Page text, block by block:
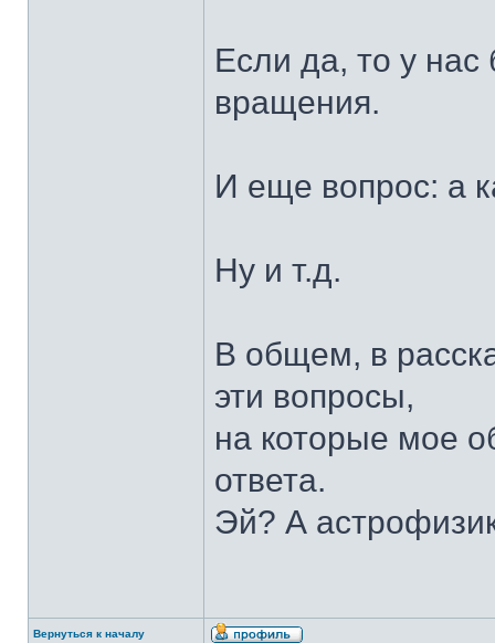
Если да, то у нас
вращения.
И еще вопрос: а
Ну и т.д.
В общем, в
эти вопросы,
на которые мое
ответа.
Эй? А
Вернуться к началу